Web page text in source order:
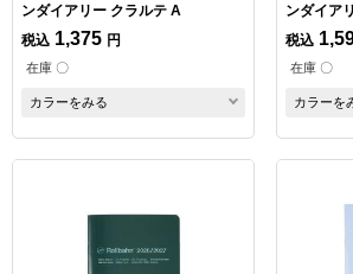
ンダイアリー クラルテ A
税込 1,375 円
在庫 〇
カラーをみる
ンダイア
税込
在庫 〇
カラーを